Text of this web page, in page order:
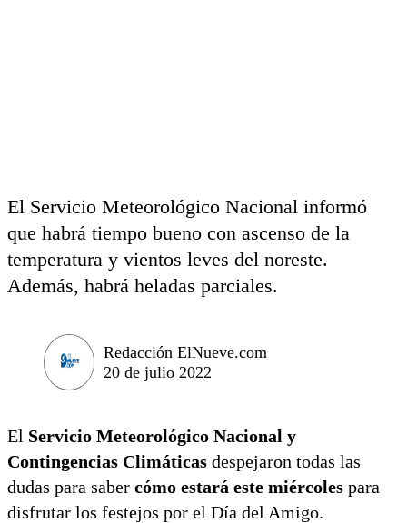
El Servicio Meteorológico Nacional informó
que habrá tiempo bueno con ascenso de la
temperatura y vientos leves del noreste.
Además, habrá heladas parciales.
Redacción ElNueve.com
20 de julio 2022
El Servicio Meteorológico Nacional y
Contingencias Climáticas despejaron todas las
dudas para saber cómo estará este miércoles para
disfrutar los festejos por el Día del Amigo.